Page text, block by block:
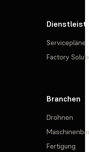
Servicepläne
Factory
Branchen
Drohnen
Fertigung